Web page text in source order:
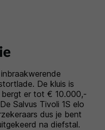
De kluis is
bergt er tot € 10.000,-
Salvus Tivoli 1S elo
dus je bent
na diefstal.